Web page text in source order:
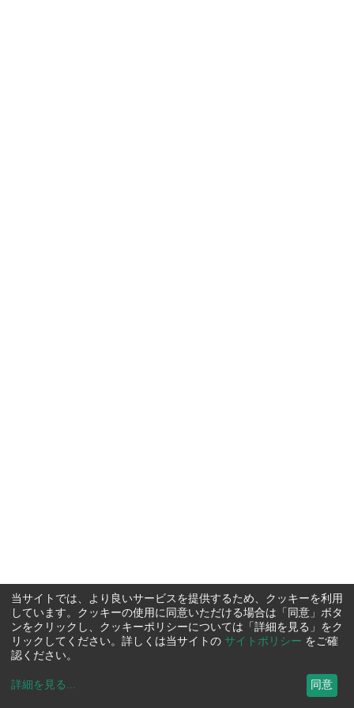
当サイトでは、より良いサービスを提供するため、クッキーを利用
しています。クッキーの使用に同意いただける場合は「同意」ボタ
ンをクリックし、クッキーポリシーについては「詳細を見る」をク
リックしてください。詳しくは当サイトの サイトポリシー をご確
認ください。
詳細を見る ... 同意